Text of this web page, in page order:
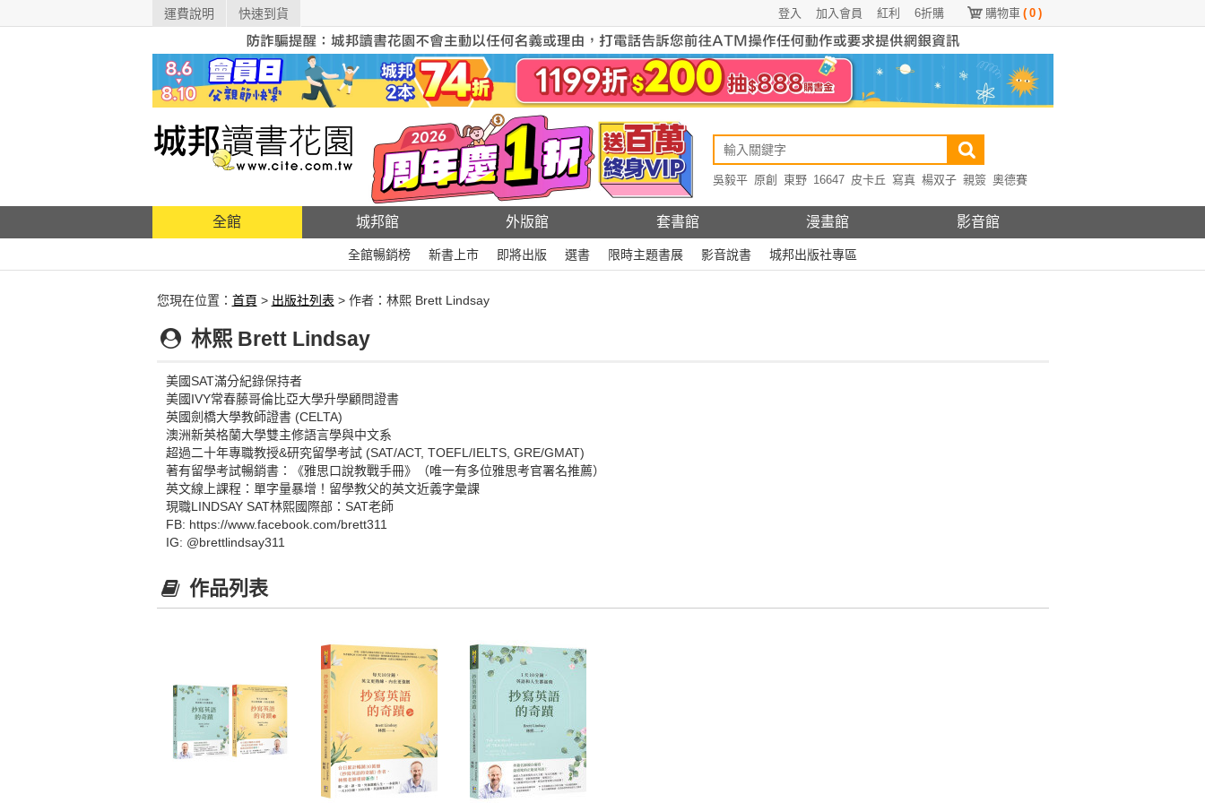
運費說明 快速到貨 購物車 ( 0 )
6折購
紅利
加入會員
登入
吳毅平 原創 東野 16647 皮卡丘 寫真 楊双子 親簽 奧德賽
全館 城邦館 外版館 套書館 漫畫館 影音館
全館暢銷榜 新書上市 即將出版 選書 限時主題書展 影音說書 城邦出版社專區
您現在位置： 首頁 > 出版社列表 > 作者：林熙 Brett Lindsay
林熙 Brett Lindsay
美國SAT滿分紀錄保持者
美國IVY常春藤哥倫比亞大學升學顧問證書
英國劍橋大學教師證書 (CELTA)
澳洲新英格蘭大學雙主修語言學與中文系
超過二十年專職教授&研究留學考試 (SAT/ACT, TOEFL/IELTS, GRE/GMAT)
著有留學考試暢銷書：《雅思口說教戰手冊》（唯一有多位雅思考官署名推薦）
英文線上課程：單字量暴增！留學教父的英文近義字彙課
現職LINDSAY SAT林熙國際部：SAT老師
FB: https://www.facebook.com/brett311
IG: @brettlindsay311
作品列表